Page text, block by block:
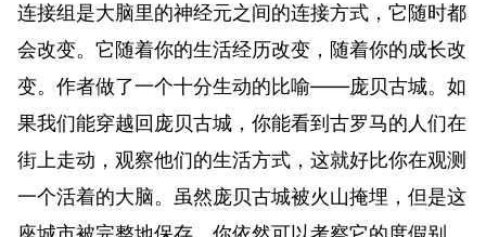
连接组是大脑里的神经元之间的连接方式，它随时都
会改变。它随着你的生活经历改变，随着你的成长改
变。作者做了一个十分生动的比喻——庞贝古城。如
果我们能穿越回庞贝古城，你能看到古罗马的人们在
街上走动，观察他们的生活方式，这就好比你在观测
一个活着的大脑。虽然庞贝古城被火山掩埋，但是这